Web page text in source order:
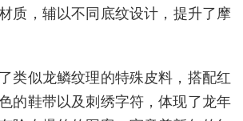
质 ， 辅以不同底纹设计 ， 提升了摩
类似龙鳞纹理的特殊皮料 ， 搭配红
的鞋带以及刺绣字符 ，体现了龙年